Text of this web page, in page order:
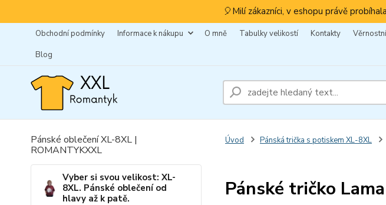
🎈Milí zákazníci, v eshopu právě
Obchodní podmínky Informace k nákupu O mně Tabulky velikostí Kontakty
Blog
Pánské oblečení XL-8XL |
ROMANTYKXXL
Vyber si svou velikost: XL-
8XL. Pánské oblečení od
hlavy až k patě.
Úvod Pánská trička s potiskem XL-8XL
Pánské tričko